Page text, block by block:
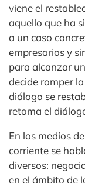
viene el
aquello que ha
a un caso
empresarios y
para alcanzar
decide romper
diálogo se
retoma el
En los medios de
corriente se
diversos:
en el ámbito de